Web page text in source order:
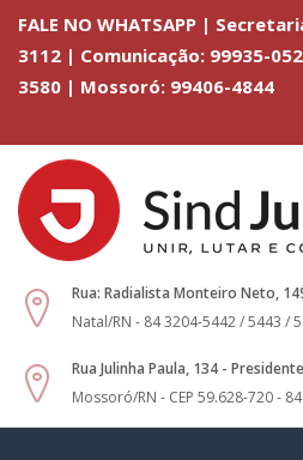
FALE NO WHATSAPP |
3112 | Comunicação: 99935-
3580 | Mossoró: 99406-4844
Rua: Radialista Monteiro Neto,
Natal/RN - 84 3204-5442 / 5443 /
Rua Julinha Paula, 134 -
Mossoró/RN - CEP 59.628-720 -